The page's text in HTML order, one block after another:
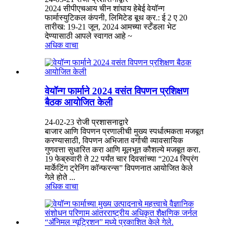
2024 सीपीएचआय चीन शांघाय हेबेई वेयॉन्ग
फार्मास्युटिकल कंपनी, लिमिटेड बूथ क्र.: ई 2 ए 20
तारीख: 19-21 जून, 2024 आमच्या स्टँडला भेट
देण्यासाठी आपले स्वागत आहे ~
अधिक वाचा
वेयॉन्ग फार्माने 2024 वसंत विपणन प्रशिक्षण
बैठक आयोजित केली
24-02-23 रोजी प्रशासनाद्वारे
बाजार आणि विपणन प्रणालीची मुख्य स्पर्धात्मकता मजबूत
करण्यासाठी, विपणन अभिजात वर्गाची व्यावसायिक
गुणवत्ता सुधारित करा आणि मूलभूत कौशल्ये मजबूत करा.
19 फेब्रुवारी ते 22 पर्यंत चार दिवसांच्या “2024 स्प्रिंग
मार्केटिंग ट्रेनिंग कॉन्फरन्स” विपणनात आयोजित केले
गेले होते ...
अधिक वाचा